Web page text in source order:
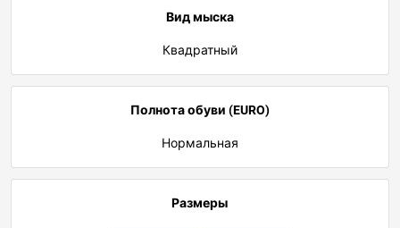
Вид мыска
Квадратный
Полнота обуви (EURO)
Нормальная
Размеры